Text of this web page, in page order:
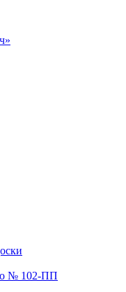
№ 102-ПП